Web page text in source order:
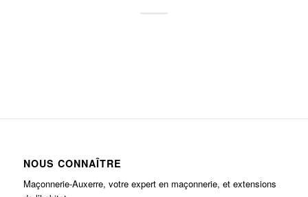
NOUS CONNAÎTRE
Maçonnerie-Auxerre, votre expert en maçonnerie, et extensions